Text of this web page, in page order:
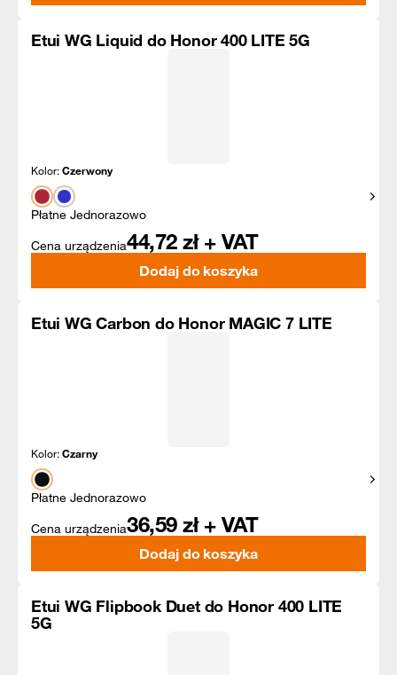
Etui WG Liquid do Honor 400 LITE 5G
Kolor:Czerwony
Płatne Jednorazowo
Cena urządzenia44,72 zł + VAT
Dodaj do koszyka
Etui WG Carbon do Honor MAGIC 7 LITE
Kolor:Czarny
Płatne Jednorazowo
Cena urządzenia36,59 zł + VAT
Dodaj do koszyka
Etui WG Flipbook Duet do Honor 400 LITE
5G